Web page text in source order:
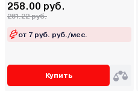
258.00 руб.
281.22 руб.
от 7 руб. руб./мес.
Купить